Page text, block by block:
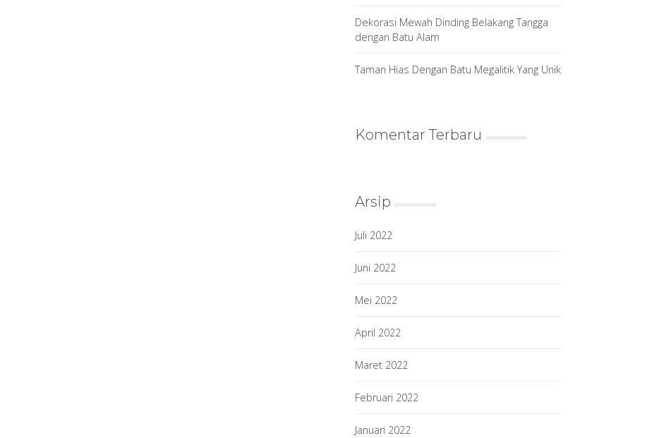
Dekorasi Mewah Dinding Belakang Tangga
dengan Batu Alam
Taman Hias Dengan Batu Megalitik Yang Unik
Komentar Terbaru
Arsip
Juli 2022
Juni 2022
Mei 2022
April 2022
Maret 2022
Februari 2022
Januari 2022